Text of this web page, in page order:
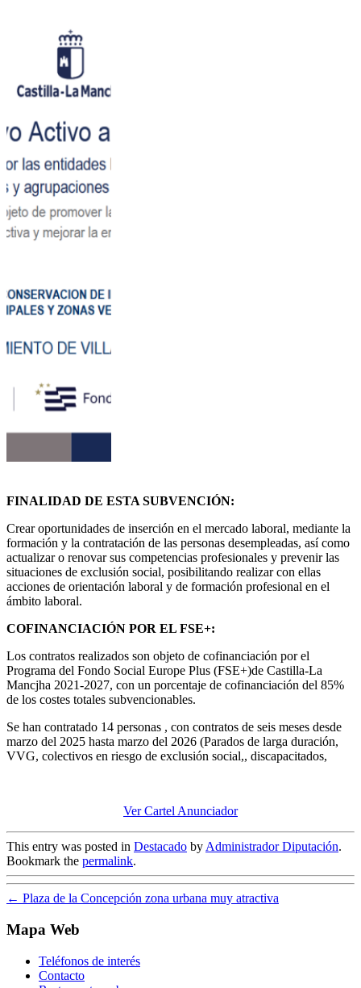
FINALIDAD DE ESTA SUBVENCIÓN:
Crear oportunidades de inserción en el mercado laboral, mediante la
formación y la contratación de las personas desempleadas, así como
actualizar o renovar sus competencias profesionales y prevenir las
situaciones de exclusión social, posibilitando realizar con ellas
acciones de orientación laboral y de formación profesional en el
ámbito laboral.
COFINANCIACIÓN POR EL FSE+:
Los contratos realizados son objeto de cofinanciación por el
Programa del Fondo Social Europe Plus (FSE+)de Castilla-La
Mancjha 2021-2027, con un porcentaje de cofinanciación del 85%
de los costes totales subvencionables.
Se han contratado 14 personas , con contratos de seis meses desde
marzo del 2025 hasta marzo del 2026 (Parados de larga duración,
VVG, colectivos en riesgo de exclusión social,, discapacitados,
Ver Cartel Anunciador
This entry was posted in Destacado byAdministrador Diputación.
Bookmark the permalink.
← Plaza de la Concepción zona urbana muy atractiva
Mapa Web
Teléfonos de interés
Contacto